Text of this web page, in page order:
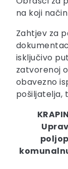
na koji
Zahtjev za
isključivo
zatvorenoj
obavezno
pošiljatelja,